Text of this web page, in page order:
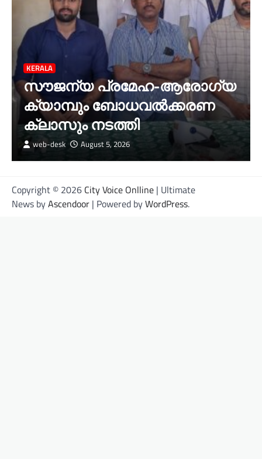
KERALA
സൗജന്യ പ്രമേഹ-ആരോഗ്യ
ക്യാമ്പും ബോധവൽക്കരണ
ക്ലാസും നടത്തി
web-desk August 5, 2026
Copyright © 2026 City Voice Onlline | Ultimate
News byAscendoor | Powered byWordPress.